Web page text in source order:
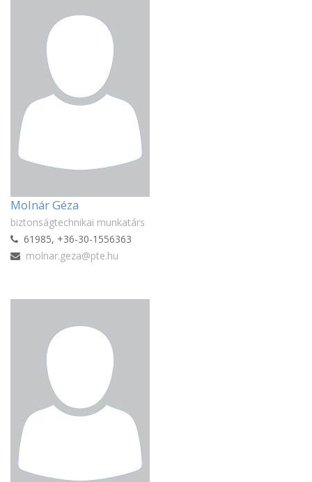
Molnár Géza
biztonságtechnikai munkatárs
61985, +36-30-1556363
molnar.geza@pte.hu